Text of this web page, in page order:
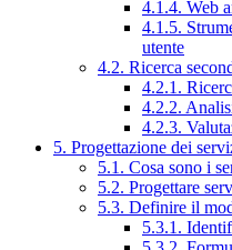
4.1.4. Web
4.1.5.
utente
4.2. Ricerca
4.2.1.
4.2.2.
4.2.3.
5. Progettazione dei
5.1. Cosa sono i
5.2. Progettare
5.3. Definire il
5.3.1.